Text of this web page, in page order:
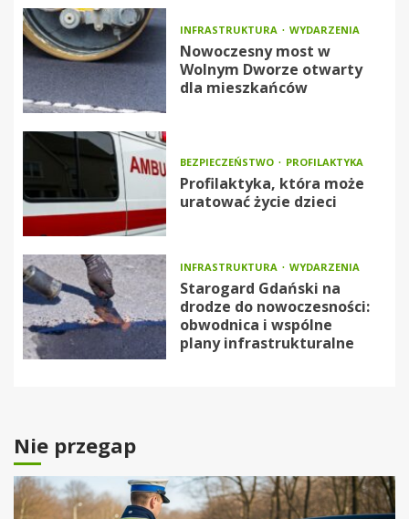
INFRASTRUKTURA WYDARZENIA
Nowoczesny most w
Wolnym Dworze otwarty
dla mieszkańców
BEZPIECZEŃSTWO PROFILAKTYKA
Profilaktyka, która może
uratować życie dzieci
INFRASTRUKTURA WYDARZENIA
Starogard Gdański na
drodze do nowoczesności:
obwodnica i wspólne
plany infrastrukturalne
Nie przegap